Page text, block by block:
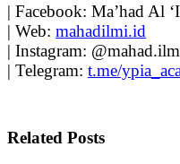
| Facebook: Ma’had Al
| Web: mahadilmi.id
| Instagram:
| Telegram: t.me/
Related Posts